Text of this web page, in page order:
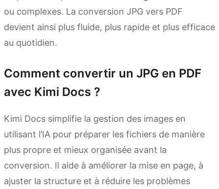
ou complexes. La conversion JPG vers PDF
devient ainsi plus fluide, plus rapide et plus efficace
au quotidien.
Comment convertir un JPG en PDF
avec Kimi Docs ?
Kimi Docs simplifie la gestion des images en
utilisant l’IA pour préparer les fichiers de manière
plus propre et mieux organisée avant la
conversion. Il aide à améliorer la mise en page, à
ajuster la structure et à réduire les problèmes